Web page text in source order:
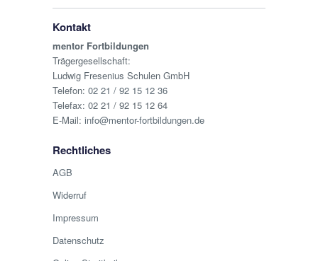
Kontakt
mentor Fortbildungen
Trägergesellschaft:
Ludwig Fresenius Schulen GmbH
Telefon: 02 21 / 92 15 12 36
Telefax: 02 21 / 92 15 12 64
E-Mail: info@mentor-fortbildungen.de
Rechtliches
AGB
Widerruf
Impressum
Datenschutz